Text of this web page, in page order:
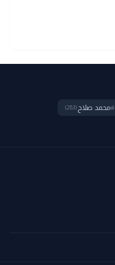
#محمد صلاح (283)